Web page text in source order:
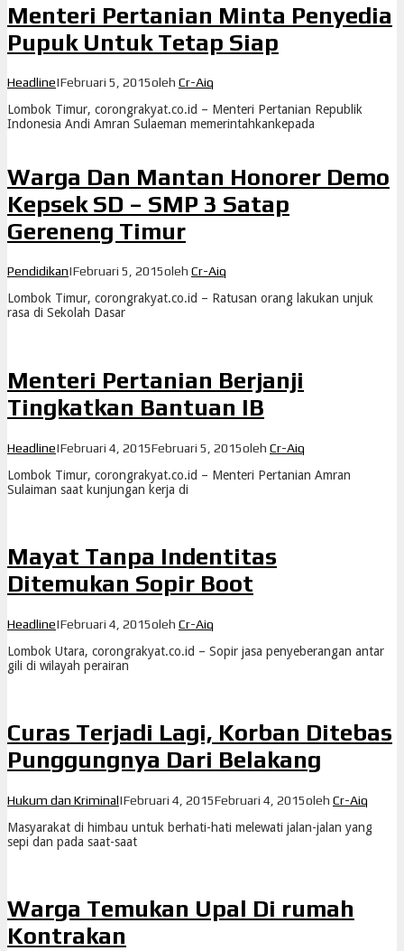
Menteri Pertanian Minta Penyedia
Pupuk Untuk Tetap Siap
Headline|Februari 5, 2015oleh Cr-Aiq
Lombok Timur, corongrakyat.co.id – Menteri Pertanian Republik
Indonesia Andi Amran Sulaeman memerintahkankepada
Warga Dan Mantan Honorer Demo
Kepsek SD – SMP 3 Satap
Gereneng Timur
Pendidikan|Februari 5, 2015oleh Cr-Aiq
Lombok Timur, corongrakyat.co.id – Ratusan orang lakukan unjuk
rasa di Sekolah Dasar
Menteri Pertanian Berjanji
Tingkatkan Bantuan IB
Headline|Februari 4, 2015Februari 5, 2015oleh Cr-Aiq
Lombok Timur, corongrakyat.co.id – Menteri Pertanian Amran
Sulaiman saat kunjungan kerja di
Mayat Tanpa Indentitas
Ditemukan Sopir Boot
Headline|Februari 4, 2015oleh Cr-Aiq
Lombok Utara, corongrakyat.co.id – Sopir jasa penyeberangan antar
gili di wilayah perairan
Curas Terjadi Lagi, Korban Ditebas
Punggungnya Dari Belakang
Hukum dan Kriminal|Februari 4, 2015Februari 4, 2015oleh Cr-Aiq
Masyarakat di himbau untuk berhati-hati melewati jalan-jalan yang
sepi dan pada saat-saat
Warga Temukan Upal Di rumah
Kontrakan